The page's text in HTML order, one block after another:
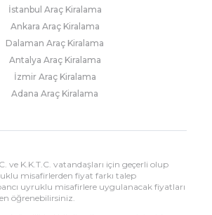
İstanbul Araç Kiralama
Ankara Araç Kiralama
Dalaman Araç Kiralama
Antalya Araç Kiralama
İzmir Araç Kiralama
Adana Araç Kiralama
ve K.K.T.C. vatandaşları için geçerli olup
misafirlerden fiyat farkı talep
uyruklu misafirlere uygulanacak fiyatları
öğrenebilirsiniz.